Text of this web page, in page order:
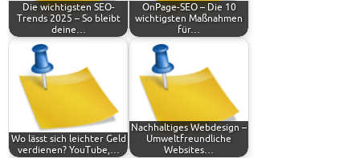
Die wichtigsten SEO-
Trends 2025 – So bleibt
deine…
OnPage-SEO – Die 10
wichtigsten Maßnahmen
für…
Wo lässt sich leichter Geld
verdienen? YouTube,…
Nachhaltiges Webdesign –
Umweltfreundliche
Websites…